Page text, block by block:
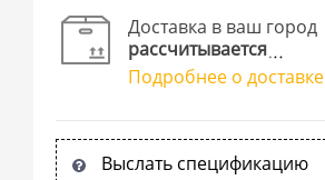
Доставка в ваш город
рассчитывается
Подробнее о доставке
Выслать спецификацию